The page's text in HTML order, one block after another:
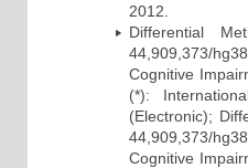
2012.
Differential
44,909,373/
Cognitive
(*):
(Electronic);
44,909,373/
Cognitive